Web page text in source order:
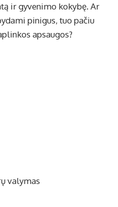
ir gyvenimo kokybę. Ar
pinigus, tuo pačiu
apsaugos?
valymas